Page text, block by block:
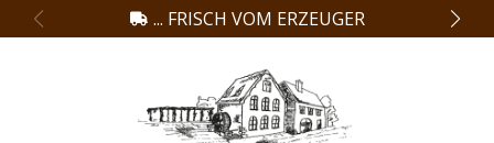
springen ... FRISCH VOM ERZEUGER